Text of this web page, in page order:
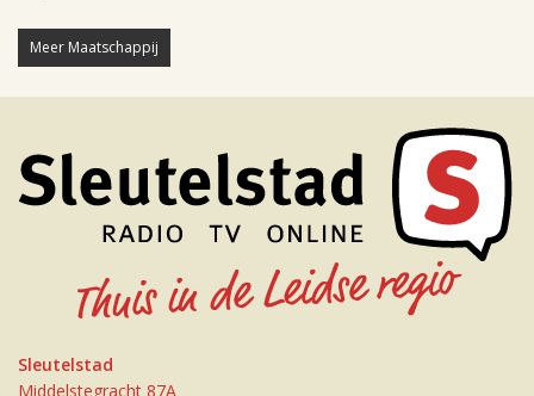
Meer Maatschappij
Sleutelstad
Middelstegracht 87A